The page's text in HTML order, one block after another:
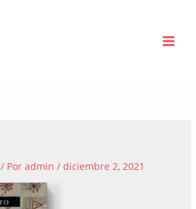
/ Poradmin/diciembre 2, 2021